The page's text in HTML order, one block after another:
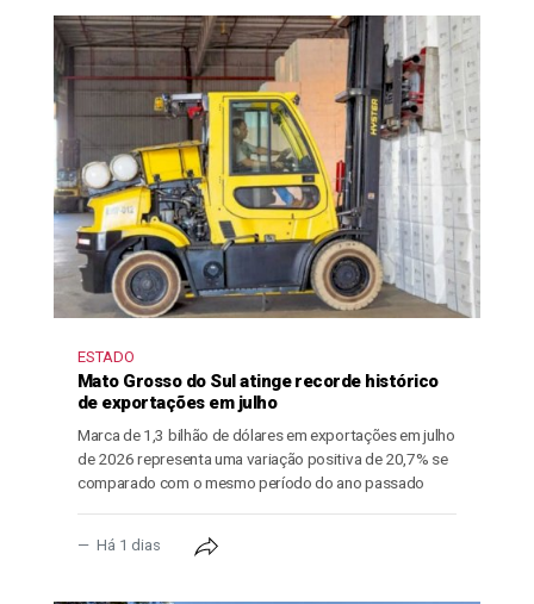
ESTADO
Mato Grosso do Sul atinge recorde histórico
de exportações em julho
Marca de 1,3 bilhão de dólares em exportações em julho
de 2026 representa uma variação positiva de 20,7% se
comparado com o mesmo período do ano passado
Há 1 dias